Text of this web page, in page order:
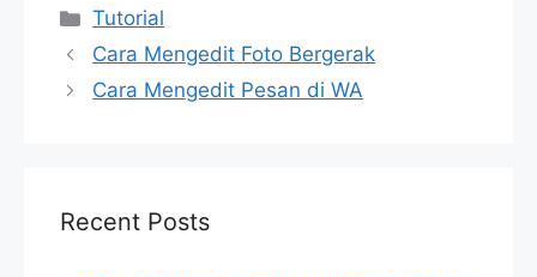
Categories
Tutorial
Cara Mengedit Foto Bergerak
Cara Mengedit Pesan di WA
Recent Posts